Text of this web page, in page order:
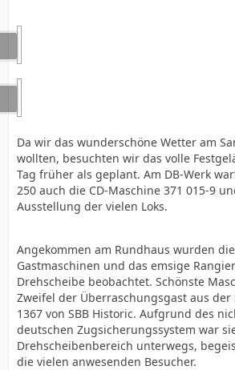
Da wir das wunderschöne Wetter am
wollten, besuchten wir das volle
Tag früher als geplant. Am DB-Werk
250 auch die CD-Maschine 371 015-9
Ausstellung der vielen Loks.
Angekommen am Rundhaus wurden
Gastmaschinen und das emsige
Drehscheibe beobachtet. Schönste
Zweifel der Überraschungsgast aus der
1367 von SBB Historic. Aufgrund des
deutschen Zugsicherungssystem war
Drehscheibenbereich unterwegs,
die vielen anwesenden Besucher.